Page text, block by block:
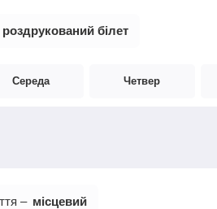
роздрукований білет
Середа Четвер
– місцевий